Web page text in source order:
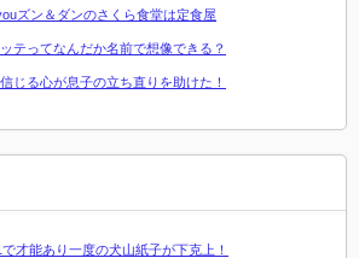
ズン＆ダンのさくら食堂は定食屋
テってなんだか名前で想像できる？
じる心が息子の立ち直りを助けた！
才能あり一度の犬山紙子が下克上！